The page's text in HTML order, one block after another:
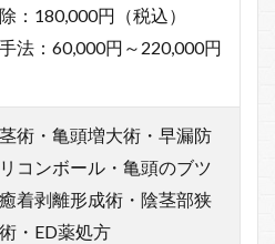
：180,000円（税込）
法：60,000円～220,000円
術・亀頭増大術・早漏防
コンボール・亀頭のブツ
着剥離形成術・陰茎部狭
・ED薬処方